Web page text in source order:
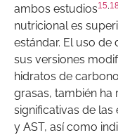
ambos estudios15,
nutricional es
estándar. El uso de
sus versiones
hidratos de
grasas, también ha
significativas de las
y AST, así como